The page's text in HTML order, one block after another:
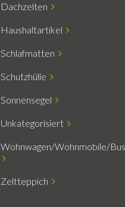
Dachzelten
Haushaltartikel
Schlafmatten
Schutzhülle
Sonnensegel
Unkategorisiert
Wohnwagen/Wohnmobile/Bus
Zeltteppich